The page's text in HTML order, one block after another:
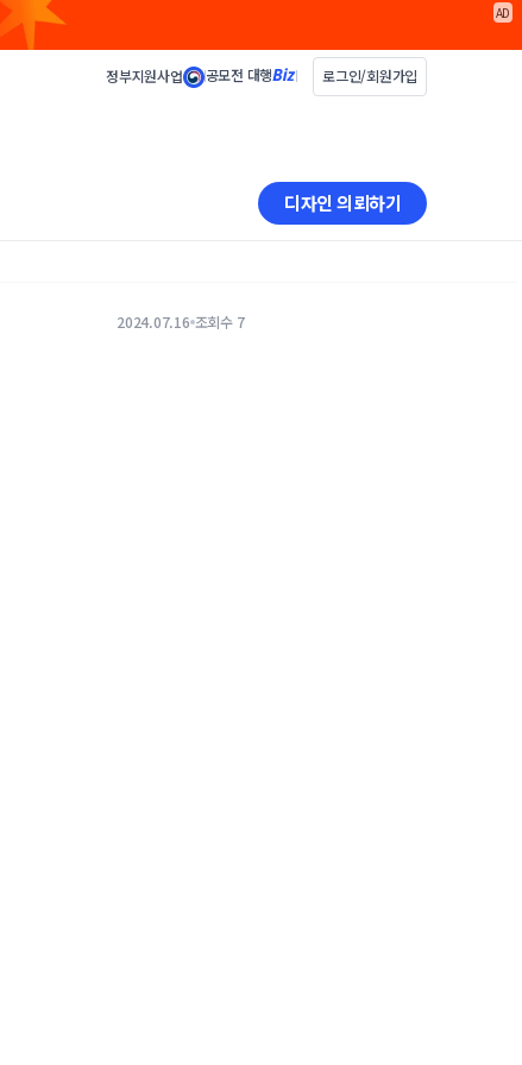
AD
정부지원사업 공모전 대행 로그인/회원가입
디자인 의뢰하기
2024.07.16 조회수 7